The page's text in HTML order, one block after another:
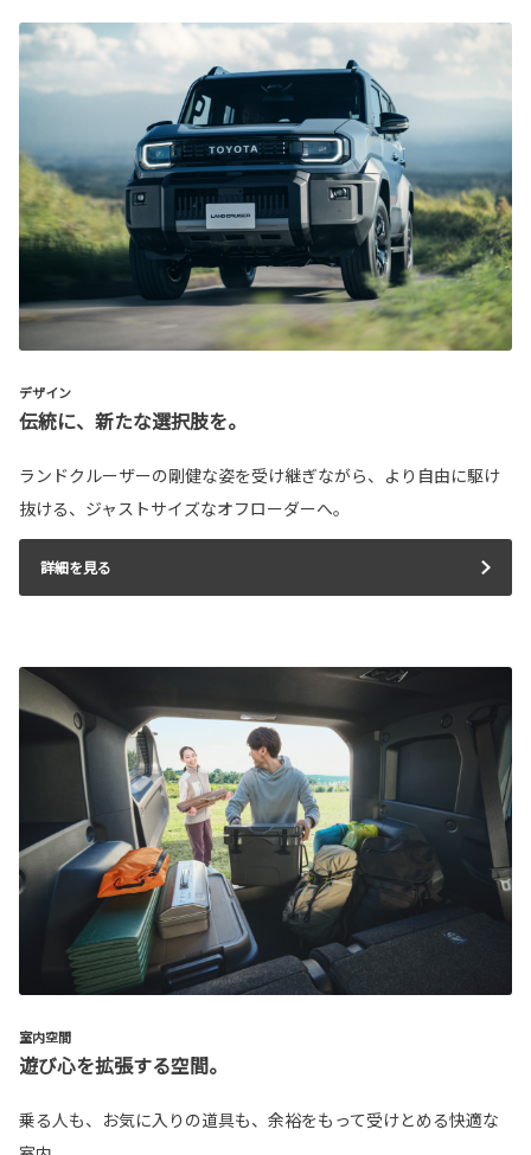
デザイン
伝統に、新たな選択肢を。
ランドクルーザーの剛健な姿を受け継ぎながら、より自由に駆け
抜ける、ジャストサイズなオフローダーへ。
詳細を見る
室内空間
遊び心を拡張する空間。
乗る人も、お気に入りの道具も、余裕をもって受けとめる快適な